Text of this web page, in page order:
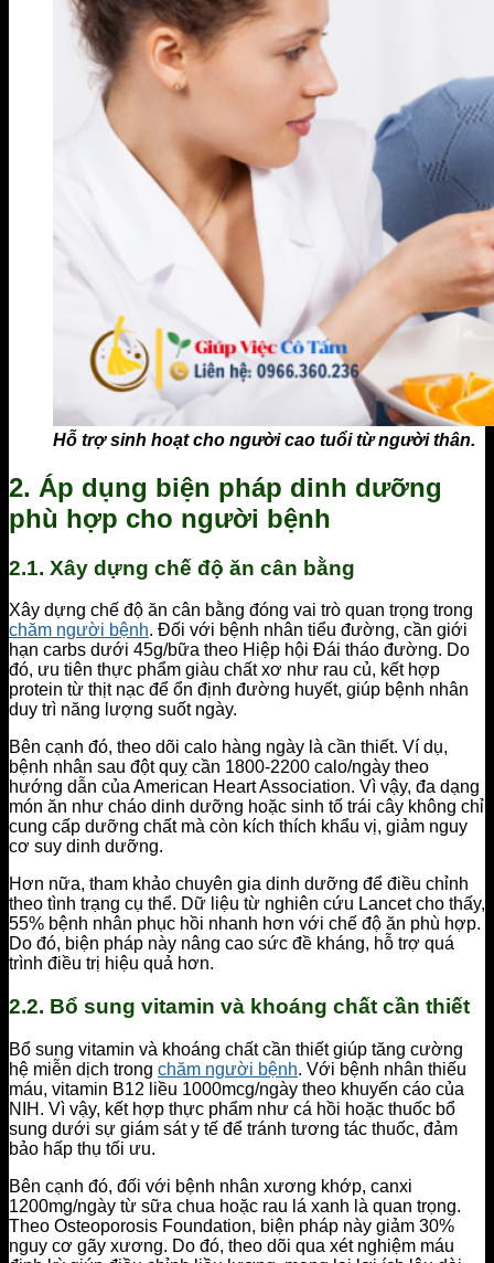
Hỗ trợ sinh hoạt cho người cao tuổi từ người thân.
2. Áp dụng biện pháp dinh dưỡng
phù hợp cho người bệnh
2.1. Xây dựng chế độ ăn cân bằng
Xây dựng chế độ ăn cân bằng đóng vai trò quan trọng trong
chăm người bệnh. Đối với bệnh nhân tiểu đường, cần giới
hạn carbs dưới 45g/bữa theo Hiệp hội Đái tháo đường. Do
đó, ưu tiên thực phẩm giàu chất xơ như rau củ, kết hợp
protein từ thịt nạc để ổn định đường huyết, giúp bệnh nhân
duy trì năng lượng suốt ngày.
Bên cạnh đó, theo dõi calo hàng ngày là cần thiết. Ví dụ,
bệnh nhân sau đột quỵ cần 1800-2200 calo/ngày theo
hướng dẫn của American Heart Association. Vì vậy, đa dạng
món ăn như cháo dinh dưỡng hoặc sinh tố trái cây không chỉ
cung cấp dưỡng chất mà còn kích thích khẩu vị, giảm nguy
cơ suy dinh dưỡng.
Hơn nữa, tham khảo chuyên gia dinh dưỡng để điều chỉnh
theo tình trạng cụ thể. Dữ liệu từ nghiên cứu Lancet cho thấy,
55% bệnh nhân phục hồi nhanh hơn với chế độ ăn phù hợp.
Do đó, biện pháp này nâng cao sức đề kháng, hỗ trợ quá
trình điều trị hiệu quả hơn.
2.2. Bổ sung vitamin và khoáng chất cần thiết
Bổ sung vitamin và khoáng chất cần thiết giúp tăng cường
hệ miễn dịch trong chăm người bệnh. Với bệnh nhân thiếu
máu, vitamin B12 liều 1000mcg/ngày theo khuyến cáo của
NIH. Vì vậy, kết hợp thực phẩm như cá hồi hoặc thuốc bổ
sung dưới sự giám sát y tế để tránh tương tác thuốc, đảm
bảo hấp thụ tối ưu.
Bên cạnh đó, đối với bệnh nhân xương khớp, canxi
1200mg/ngày từ sữa chua hoặc rau lá xanh là quan trọng.
Theo Osteoporosis Foundation, biện pháp này giảm 30%
nguy cơ gãy xương. Do đó, theo dõi qua xét nghiệm máu